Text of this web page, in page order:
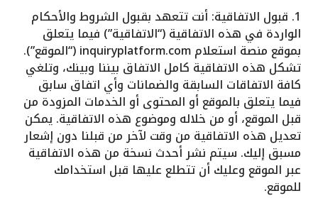
1. قبول الاتفاقية: أنت تتعهد بقبول الشروط والأحكام
الواردة في هذه الاتفاقية (“الاتفاقية”) فيما يتعلق
بموقع منصة استعلام inquiryplatform.com (“الموقع”).
تشكل هذه الاتفاقية كامل الاتفاق بيننا وبينك، وتلغي
كافة الاتفاقات السابقة والضمانات وأي اتفاق سابق
فيما يتعلق بالموقع أو المحتوى أو الخدمات المزودة من
قبل الموقع، أو من خلاله وموضوع هذه الاتفاقية. يمكن
تعديل هذه الاتفاقية من وقت لآخر من قبلنا دون إشعار
مسبق إليك. سيتم نشر أحدث نسخة من هذه الاتفاقية
عبر الموقع وعليك أن تتطلع عليها قبل استخدامك
للموقع.